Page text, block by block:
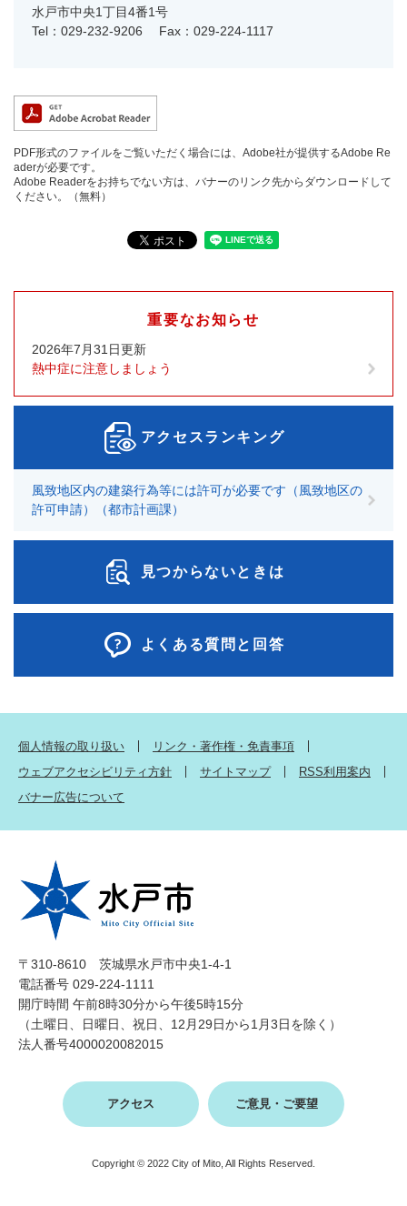
水戸市中央1丁目4番1号
Tel：029-232-9206
Fax：029-224-1117
PDF形式のファイルをご覧いただく場合には、Adobe社が提供するAdobe Re
aderが必要です。
Adobe Readerをお持ちでない方は、バナーのリンク先からダウンロードして
ください。（無料）
重要なお知らせ
2026年7月31日更新
熱中症に注意しましょう
アクセスランキング
風致地区内の建築行為等には許可が必要です（風致地区の
許可申請）（都市計画課）
見つからないときは
よくある質問と回答
個人情報の取り扱い
リンク・著作権・免責事項
ウェブアクセシビリティ方針
サイトマップ
RSS利用案内
バナー広告について
〒310-8610 茨城県水戸市中央1-4-1
電話番号 029-224-1111
開庁時間 午前8時30分から午後5時15分
（土曜日、日曜日、祝日、12月29日から1月3日を除く）
法人番号4000020082015
アクセス ご意見・ご要望
Copyright © 2022 City of Mito, All Rights Reserved.